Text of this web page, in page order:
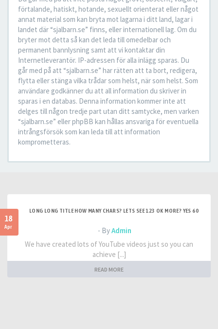
förtalande, hatiskt, hotande, sexuellt orienterat eller något
annat material som kan bryta mot lagarna i ditt land, lagar i
landet där “sjalbarn.se” finns, eller internationell lag. Om du
bryter mot detta så kan det leda till omedelbar och
permanent bannlysning samt att vi kontaktar din
Internetleverantör. IP-adressen för alla inlägg sparas. Du
går med på att “sjalbarn.se” har rätten att ta bort, redigera,
flytta eller stänga vilka trådar som helst, när som helst. Som
användare godkänner du att all information du skriver in
sparas i en databas. Denna information kommer inte att
delges till någon tredje part utan ditt samtycke, men varken
“sjalbarn.se” eller phpBB kan hållas ansvariga för eventuella
intrångsförsök som kan leda till att information
komprometteras.
18
Apr
LONG LONG TITLE HOW MANY CHARS? LETS SEE 123 OK MORE? YES 60
- ByAdmin
We have created lots of YouTube videos just so you can
achieve [...]
READ MORE